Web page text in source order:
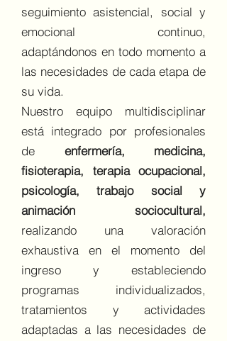
seguimiento asistencial, social y
emocional continuo,
adaptándonos en todo momento a
las necesidades de cada etapa de
su vida.
Nuestro equipo multidisciplinar
está integrado por profesionales
de enfermería, medicina,
fisioterapia, terapia ocupacional,
psicología, trabajo social y
animación sociocultural,
realizando una valoración
exhaustiva en el momento del
ingreso y estableciendo
programas individualizados,
tratamientos y actividades
adaptadas a las necesidades de